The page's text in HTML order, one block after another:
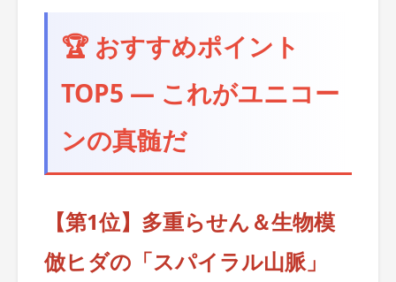
🏆 おすすめポイント
TOP5 ― これがユニコー
ンの真髄だ
【第1位】多重らせん＆生物模
倣ヒダの「スパイラル山脈」